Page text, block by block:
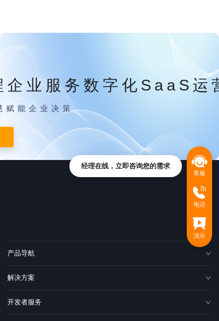
企业服务数字化SaaS运
赋能企业决策
产品导航
解决方案
开发者服务
客服
电话
演示
经理在线，立即咨询您的需求